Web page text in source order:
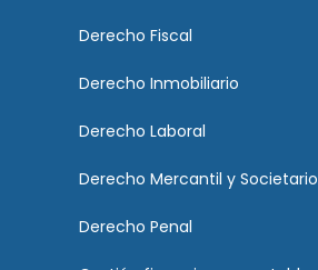
Derecho Fiscal
Derecho Inmobiliario
Derecho Laboral
Derecho Mercantil y Societario
Derecho Penal